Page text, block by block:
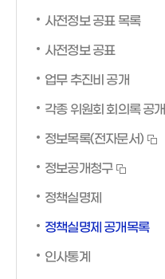
사전정보 공표 목록
사전정보 공표
업무 추진비 공개
각종 위원회 회의록 공개
정보목록(전자문서)
정보공개청구
정책실명제
정책실명제 공개목록
인사통계